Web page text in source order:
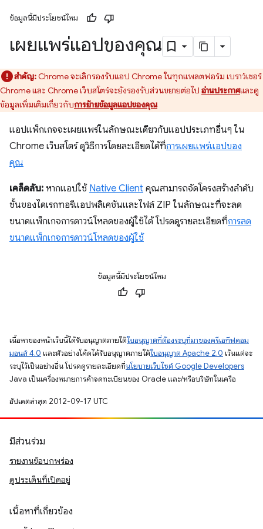
ข้อมูลนี้มีประโยชน์ไหม
เผยแพร่แอปของคุณ
สำคัญ:Chrome จะเลิกรองรับแอป Chrome ในทุกแพลตฟอร์ม เบราว์เซอร์
Chrome และ Chrome เว็บสโตร์จะยังรองรับส่วนขยายต่อไป อ่านประกาศและดู
ข้อมูลเพิ่มเติมเกี่ยวกับการย้ายข้อมูลแอปของคุณ
แอปแพ็กเกจจะเผยแพร่ในลักษณะเดียวกับแอปประเภทอื่นๆ ใน
Chrome เว็บสโตร์ ดูวิธีการโดยละเอียดได้ที่การเผยแพร่แอปของ
คุณ
เคล็ดลับ: หากแอปใช้ Native Client คุณสามารถจัดโครงสร้างลำดับ
ชั้นของไดเรกทอรีแอปพลิเคชันและไฟล์ ZIP ในลักษณะที่จะลด
ขนาดแพ็กเกจการดาวน์โหลดของผู้ใช้ได้ โปรดดูรายละเอียดที่การลด
ขนาดแพ็กเกจการดาวน์โหลดของผู้ใช้
ข้อมูลนี้มีประโยชน์ไหม
เนื้อหาของหน้าเว็บนี้ได้รับอนุญาตภายใต้ใบอนุญาตที่ต้องระบุที่มาของครีเอทีฟคอม
มอนส์ 4.0 และตัวอย่างโค้ดได้รับอนุญาตภายใต้ใบอนุญาต Apache 2.0 เว้นแต่จะ
ระบุไว้เป็นอย่างอื่น โปรดดูรายละเอียดที่นโยบายเว็บไซต์ Google Developers
Java เป็นเครื่องหมายการค้าจดทะเบียนของ Oracle และ/หรือบริษัทในเครือ
อัปเดตล่าสุด 2012-09-17 UTC
มีส่วนร่วม
รายงานข้อบกพร่อง
ดูประเด็นที่เปิดอยู่
เนื้อหาที่เกี่ยวข้อง